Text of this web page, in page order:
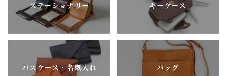
ステーショナリー キーケース
パスケース・名刺入れ バッグ